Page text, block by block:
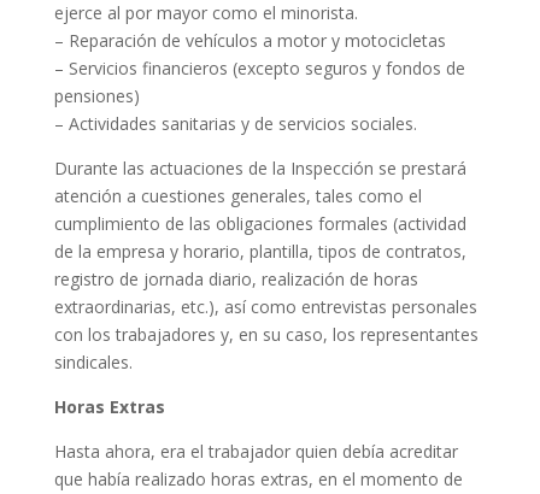
ejerce al por mayor como el minorista.
– Reparación de vehículos a motor y motocicletas
– Servicios financieros (excepto seguros y fondos de
pensiones)
– Actividades sanitarias y de servicios sociales.
Durante las actuaciones de la Inspección se prestará
atención a cuestiones generales, tales como el
cumplimiento de las obligaciones formales (actividad
de la empresa y horario, plantilla, tipos de contratos,
registro de jornada diario, realización de horas
extraordinarias, etc.), así como entrevistas personales
con los trabajadores y, en su caso, los representantes
sindicales.
Horas Extras
Hasta ahora, era el trabajador quien debía acreditar
que había realizado horas extras, en el momento de